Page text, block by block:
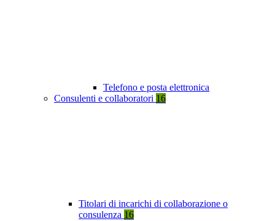
Telefono e posta elettronica
Consulenti e collaboratori 16
Titolari di incarichi di collaborazione o
consulenza 16